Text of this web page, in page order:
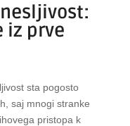
iz prve
sta pogosto
saj mnogi stranke
pristopa k